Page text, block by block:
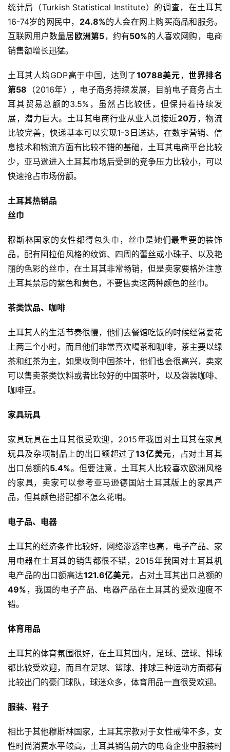
页
全
球
开
店
跨
境
百
科
社
营
销
境
航
统计局（Turkish Statistical Institute）的调查，在土耳其
16-74岁的网民中， 24.8%的人会在网上购买商品和服务。
互联网用户数量居欧洲第5，约有50%的人喜欢网购，电商
销售额增长迅猛。
土耳其人均GDP高于中国，达到了10788美元，世界排名
第58 （2016年），电子商务持续发展，目前电子商务占土
耳其贸易总额的3.5%，虽然占比较低，但保持着持续发
展，潜力巨大。土耳其电商行业从业人员接近20万 ，物流
比较完善，快递基本可以实现1-3日送达，在数字营销、信
息技术和物流方面有比较不错的基础，土耳其电商平台比较
少，亚马逊进入土耳其市场后受到的竞争压力比较小，可以
快速抢占市场份额。
土耳其热销品
丝巾
穆斯林国家的女性都得包头巾，丝巾是她们最重要的装饰
品，配有阿拉伯风格的纹饰、四周的蕾丝或小珠子、以及艳
丽的色彩的丝巾，在土耳其非常畅销，但是卖家要格外注意
土耳其禁忌的紫色和黄色，不要售卖这两种颜色的丝巾。
茶类饮品、咖啡
土耳其人的生活节奏很慢，他们去餐馆吃饭的时候经常要花
上两三个小时，而且他们非常喜欢喝茶和咖啡，茶主要以绿
茶和红茶为主，如果收到中国茶叶，他们也会很高兴，卖家
可以售卖茶类饮料或者比较好的中国茶叶，以及袋装咖啡、
咖啡豆。
家具玩具
家具玩具在土耳其很受欢迎，2015年我国对土耳其在家具
玩具及杂项制品上的出口额超过了13亿美元，占对土耳其
出口总额的5.4%。但要注意，土耳其人比较喜欢欧洲风格
的家具，卖家可以参考亚马逊德国站土耳其版上的家具产
品，但其颜色搭配都不怎么花哨。
电子品、电器
土耳其的经济条件比较好，网络渗透率也高，电子产品、家
用电器在土耳其的销售都很不错，2015年我国对土耳其机
电产品的出口额高达121.6亿美元，占对土耳其出口总额的
49% ，我国的电子产品、电器产品在土耳其的受欢迎度不
错。
体育用品
土耳其的体育氛围很好，在土耳其国内，足球、篮球、排球
都比较受欢迎，而且在足球、篮球、排球三种运动方面都有
比较出门的豪门球队，球迷众多，体育用品一直很受欢迎。
服装、鞋子
相比于其他穆斯林国家，土耳其宗教对于女性戒律不多，女
性时尚消费水平较高，土耳其销售前六的电商企业中服装时